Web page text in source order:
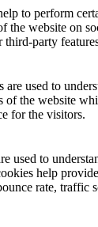
to perform
the website on
third-party
are used to
of the website
for the visitors.
used to
help
rate, traffic